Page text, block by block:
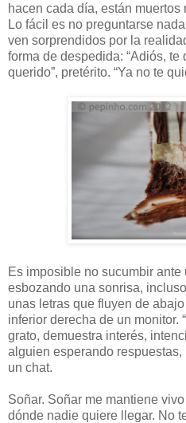
hacen cada día, están muertos
Lo fácil es no preguntarse
ven sorprendidos por la
forma de despedida: “Adiós,
querido”, pretérito. “Ya no te
Es imposible no sucumbir
esbozando una sonrisa,
unas letras que fluyen de
inferior derecha de un monitor.
grato, demuestra interés,
alguien esperando
un chat.
Soñar. Soñar me mantiene
dónde nadie quiere llegar. No